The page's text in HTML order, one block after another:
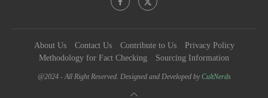
About Us Contact Us Contribute to Us
Privacy Policy
Methodology for Fact Checking
Sourcing Information
@2024 - All Right Reserved. Designed and Developed byCultNerds